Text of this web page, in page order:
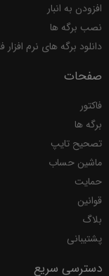
افزودن به انبار
نصب برگه ها
دانلود برگه های نرم افزار
صفحات
فاکتور
برگه ها
تصحیح تایپ
ماشین حساب
حمایت
قوانین
بلاگ
پشتیبانی
دسترسی سریع